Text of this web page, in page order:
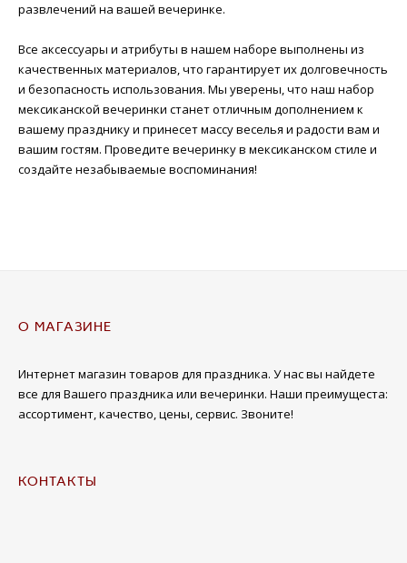
развлечений на вашей вечеринке.
Все аксессуары и атрибуты в нашем наборе выполнены из
качественных материалов, что гарантирует их долговечность
и безопасность использования. Мы уверены, что наш набор
мексиканской вечеринки станет отличным дополнением к
вашему празднику и принесет массу веселья и радости вам и
вашим гостям. Проведите вечеринку в мексиканском стиле и
создайте незабываемые воспоминания!
О МАГАЗИНЕ
Интернет магазин товаров для праздника. У нас вы найдете
все для Вашего праздника или вечеринки. Наши преимущеста:
ассортимент, качество, цены, сервис. Звоните!
КОНТАКТЫ